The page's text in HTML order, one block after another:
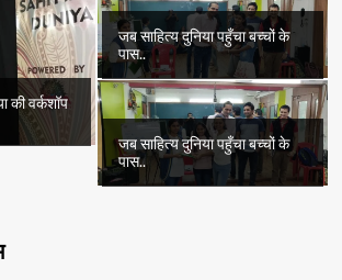
की वर्कशॉप
जब साहित्य दुनिया पहुँचा बच्चों के
पास..
जब साहित्य दुनिया पहुँचा बच्चों के
पास..